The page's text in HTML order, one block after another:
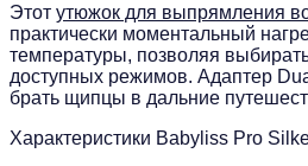
Этот утюжок для выпрямления
практически моментальный
температуры, позволяя
доступных режимов. Адаптер
брать щипцы в дальние
Характеристики Babyliss Pro